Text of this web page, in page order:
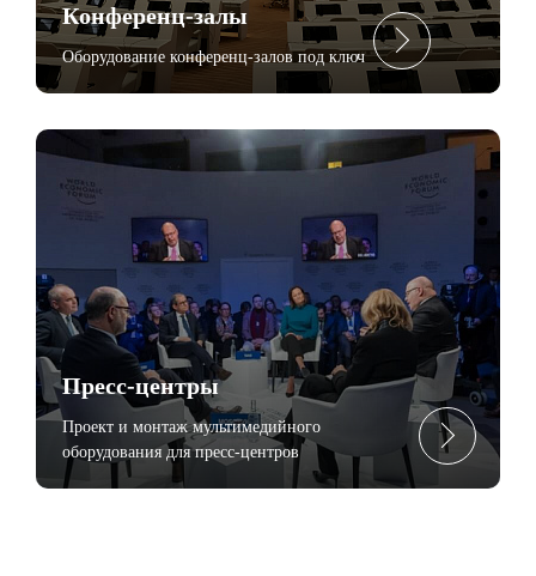
Конференц-залы
Оборудование конференц-залов под ключ
Пресc-центры
Проект и монтаж мультимедийного
оборудования для пресс-центров